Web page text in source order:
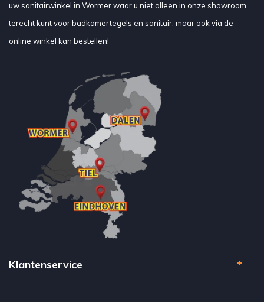
uw sanitairwinkel in Wormer waar u niet alleen in onze showroom
terecht kunt voor badkamertegels en sanitair, maar ook via de
online winkel kan bestellen!
Klantenservice